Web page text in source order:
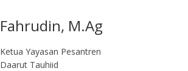
Fahrudin, M.Ag​
Ketua Yayasan Pesantren
Daarut Tauhiid